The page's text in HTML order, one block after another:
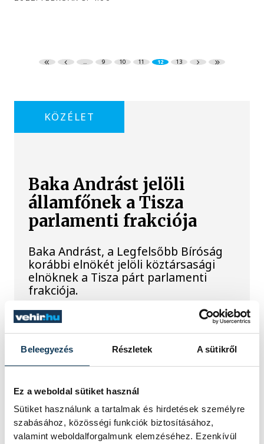
Beleegyezés Részletek A sütikről
Ez a weboldal sütiket használ
Sütiket használunk a tartalmak és hirdetések személyre
szabásához, közösségi funkciók biztosításához,
valamint weboldalforgalmunk elemzéséhez. Ezenkívül
... 9 10 11 12 13
KÖZÉLET
Baka Andrást jelöli
államfőnek a Tisza
parlamenti frakciója
Baka Andrást, a Legfelsőbb Bíróság
korábbi elnökét jelöli köztársasági
elnöknek a Tisza párt parlamenti
frakciója.
Egy furcsa halkonzerv
lett az Év Strandétele -
mutatjuk!
alkalommal hirdette meg az év
strandétele versenyt, amelyre minden
eddiginél több, 22 vendéglátóhely 44